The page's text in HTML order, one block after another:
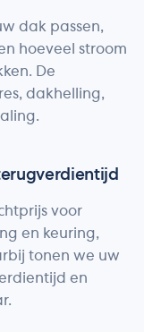
dak passen,
hoeveel stroom
De
dakhelling,
voor
en keuring,
tonen we uw
en